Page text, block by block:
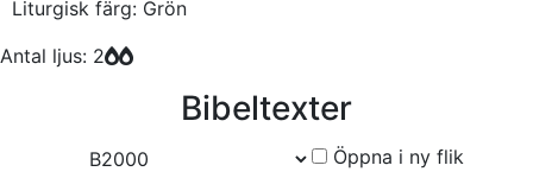
Liturgisk färg: Grön
Antal ljus: 2
Bibeltexter
Öppna i ny flik